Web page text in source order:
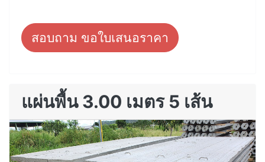
สอบถาม ขอใบเสนอราคา
แผ่นพื้น 3.00 เมตร 5 เส้น